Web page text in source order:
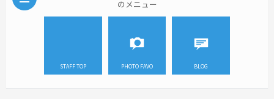
のメニュー
STAFF TOP PHOTO FAVO BLOG